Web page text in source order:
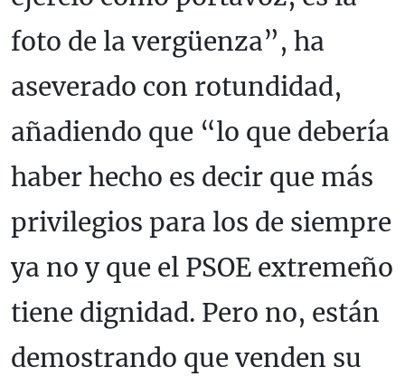
foto de la vergüenza”, ha
aseverado con rotundidad,
añadiendo que “lo que debería
haber hecho es decir que más
privilegios para los de siempre
ya no y que el PSOE extremeño
tiene dignidad. Pero no, están
demostrando que venden su